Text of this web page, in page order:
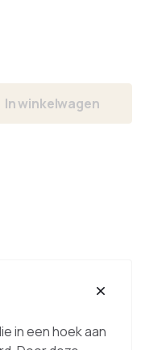
In winkelwagen
in een hoek aan